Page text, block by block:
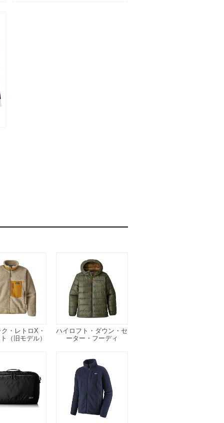
・レトロX・
（旧モデル）
ハイロフト・ダウン・セ
ーター・フーディ